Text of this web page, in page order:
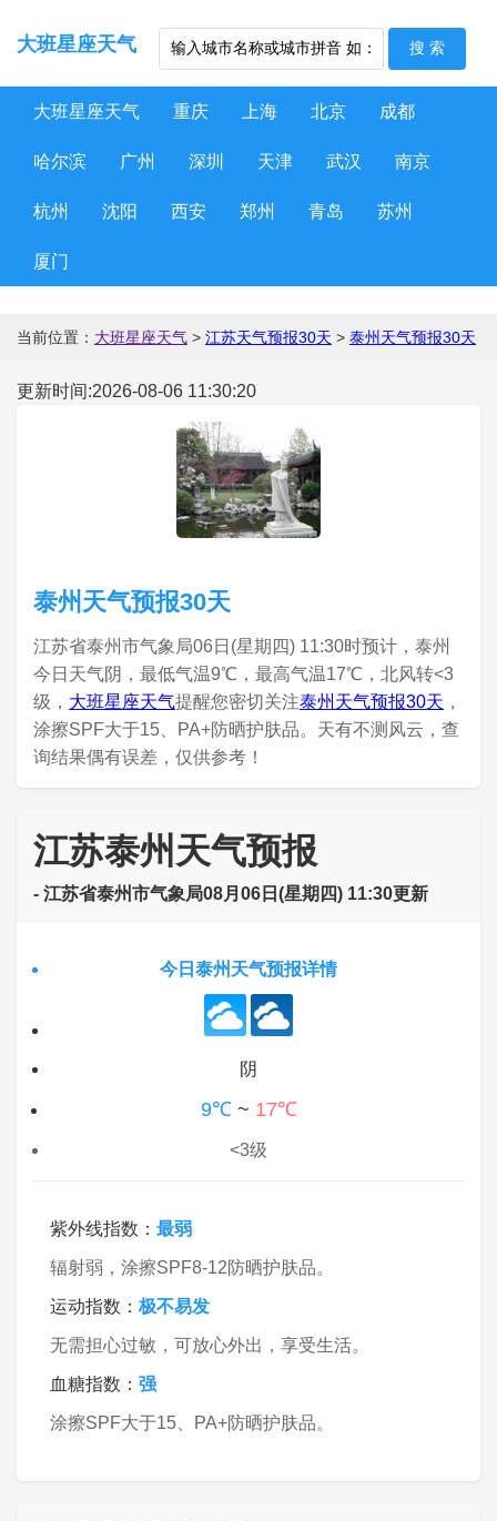
大班星座天气
大班星座天气 重庆 上海 北京 成都
哈尔滨 广州 深圳 天津 武汉 南京
杭州 沈阳 西安 郑州 青岛 苏州
厦门
当前位置： 大班星座天气 > 江苏天气预报30天 > 泰州天气预报30天
更新时间:2026-08-06 11:30:20
泰州天气预报30天
江苏省泰州市气象局06日(星期四) 11:30时预计，泰州
今日天气阴，最低气温9℃，最高气温17℃，北风转<3
级， 大班星座天气提醒您密切关注泰州天气预报30天 ，
涂擦SPF大于15、PA+防晒护肤品。天有不测风云，查
询结果偶有误差，仅供参考！
江苏泰州天气预报
- 江苏省泰州市气象局08月06日(星期四) 11:30更新
今日泰州天气预报详情
阴
9℃~ 17℃
<3级
紫外线指数： 最弱
辐射弱，涂擦SPF8-12防晒护肤品。
运动指数： 极不易发
无需担心过敏，可放心外出，享受生活。
血糖指数： 强
涂擦SPF大于15、PA+防晒护肤品。